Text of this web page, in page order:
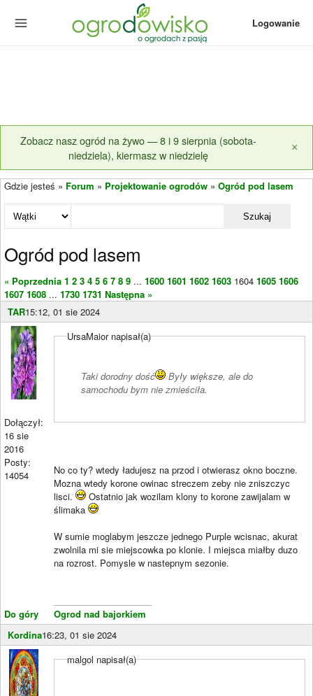
Logowanie
Zobacz nasz ogród na żywo — 8 i 9 sierpnia (sobota-
niedziela), kiermasz w niedzielę
×
Gdzie jesteś » Forum » Projektowanie ogrodów » Ogród pod lasem
Szukaj
Ogród pod lasem
« Poprzednia 1 2 3 4 5 6 7 8 9 ... 1600 1601 1602 1603 1604 1605 1606
1607 1608 ... 1730 1731 Następna »
TAR15:12, 01 sie 2024
Dołączył:
16 sie
2016
Posty:
14054
Do góry
UrsaMaior napisał(a)
Taki dorodny dość
Były większe, ale do
samochodu bym nie zmieściła.
No co ty? wtedy ładujesz na przod i otwierasz okno boczne.
Mozna wtedy korone owinac streczem zeby nie zniszczyc
lisci.
Ostatnio jak wozilam klony to korone zawijalam w
ślimaka
W sumie moglabym jeszcze jednego Purple wcisnac, akurat
zwolnila mi sie miejscowka po klonie. I miejsca miałby duzo
na rozrost. Pomysle w nastepnym sezonie.
Ogrod nad bajorkiem
Kordina16:23, 01 sie 2024
malgol napisał(a)